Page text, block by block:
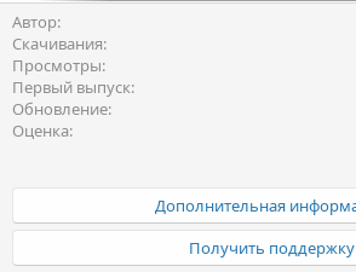
Автор
Скачивания
Просмотры
Первый выпуск
Обновление
Оценка
Дополнительная
Получить поддержку